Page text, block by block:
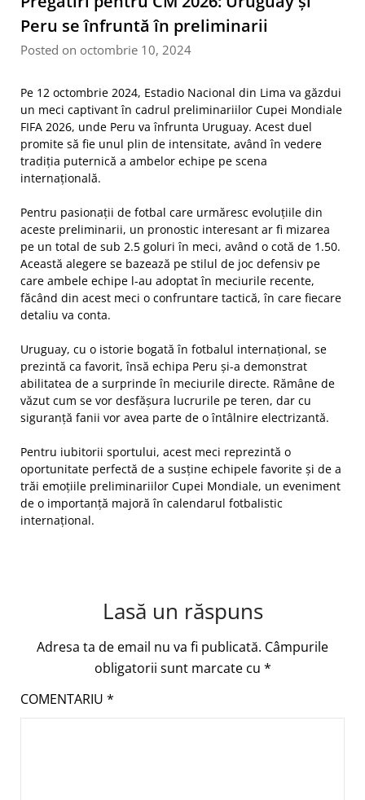
Peru se înfruntă în preliminarii
Posted on octombrie 10, 2024
Pe 12 octombrie 2024, Estadio Nacional din Lima va găzdui
un meci captivant în cadrul preliminariilor Cupei Mondiale
FIFA 2026, unde Peru va înfrunta Uruguay. Acest duel
promite să fie unul plin de intensitate, având în vedere
tradiția puternică a ambelor echipe pe scena
internațională.
Pentru pasionații de fotbal care urmăresc evoluțiile din
aceste preliminarii, un pronostic interesant ar fi mizarea
pe un total de sub 2.5 goluri în meci, având o cotă de 1.50.
Această alegere se bazează pe stilul de joc defensiv pe
care ambele echipe l-au adoptat în meciurile recente,
făcând din acest meci o confruntare tactică, în care fiecare
detaliu va conta.
Uruguay, cu o istorie bogată în fotbalul internațional, se
prezintă ca favorit, însă echipa Peru și-a demonstrat
abilitatea de a surprinde în meciurile directe. Rămâne de
văzut cum se vor desfășura lucrurile pe teren, dar cu
siguranță fanii vor avea parte de o întâlnire electrizantă.
Pentru iubitorii sportului, acest meci reprezintă o
oportunitate perfectă de a susține echipele favorite și de a
trăi emoțiile preliminariilor Cupei Mondiale, un eveniment
de o importanță majoră în calendarul fotbalistic
internațional.
Lasă un răspuns
Adresa ta de email nu va fi publicată. Câmpurile
obligatorii sunt marcate cu *
COMENTARIU *